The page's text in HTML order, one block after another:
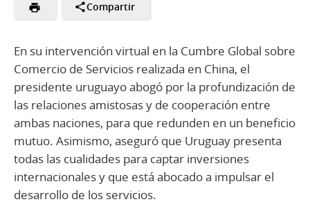
Compartir
En su intervención virtual en la Cumbre Global sobre
Comercio de Servicios realizada en China, el
presidente uruguayo abogó por la profundización de
las relaciones amistosas y de cooperación entre
ambas naciones, para que redunden en un beneficio
mutuo. Asimismo, aseguró que Uruguay presenta
todas las cualidades para captar inversiones
internacionales y que está abocado a impulsar el
desarrollo de los servicios.